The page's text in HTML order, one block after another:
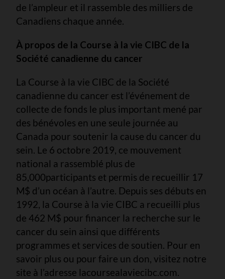
de l’ampleur et il rassemble des milliers de
Canadiens chaque année.
À propos de la Course à la vie CIBC de la
Société canadienne du cancer
La Course à la vie CIBC de la Société
canadienne du cancer est l’événement de
collecte de fonds le plus important mené par
des bénévoles en une seule journée au
Canada pour soutenir la cause du cancer du
sein. Le 6 octobre 2019, ce mouvement
national a rassemblé plus de
85,000participants et permis de recueillir 17
M$ d’un océan à l’autre. Depuis ses débuts en
1992, la Course à la vie CIBC a recueilli plus
de 462 M$ pour financer la recherche sur le
cancer du sein ainsi que différents
programmes et services de soutien. Pour en
savoir plus ou pour faire un don, visitez notre
site à l’adresse lacoursealaviecibc.com.